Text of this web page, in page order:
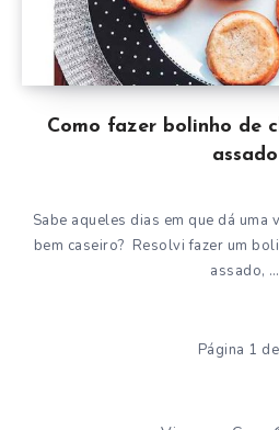
Como fazer bolinho de
assado
Sabe aqueles dias em que dá uma
bem caseiro? Resolvi fazer um
assado, …
Página 1